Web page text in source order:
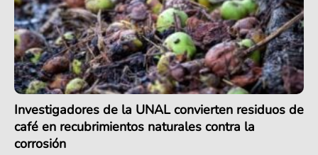
Investigadores de la UNAL convierten residuos de
café en recubrimientos naturales contra la
corrosión